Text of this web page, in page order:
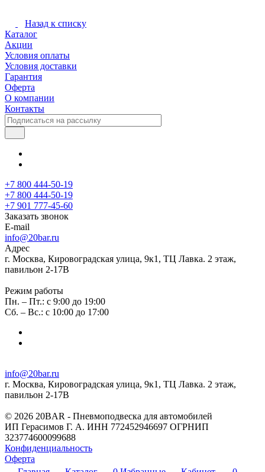
Назад к списку
Каталог
Акции
Условия оплаты
Условия доставки
Гарантия
Оферта
О компании
Контакты
+7 800 444-50-19
+7 800 444-50-19
+7 901 777-45-60
Заказать звонок
E-mail
info@20bar.ru
Адрес
г. Москва, Кировоградская улица, 9к1, ТЦ Лавка. 2 этаж,
павильон 2-17В
Режим работы
Пн. – Пт.: с 9:00 до 19:00
Сб. – Вс.: с 10:00 до 17:00
info@20bar.ru
г. Москва, Кировоградская улица, 9к1, ТЦ Лавка. 2 этаж,
павильон 2-17В
© 2026 20BAR - Пневмоподвеска для автомобилей
ИП Герасимов Г. А. ИНН 772452946697 ОГРНИП
323774600099688
Конфиденциальность
Оферта